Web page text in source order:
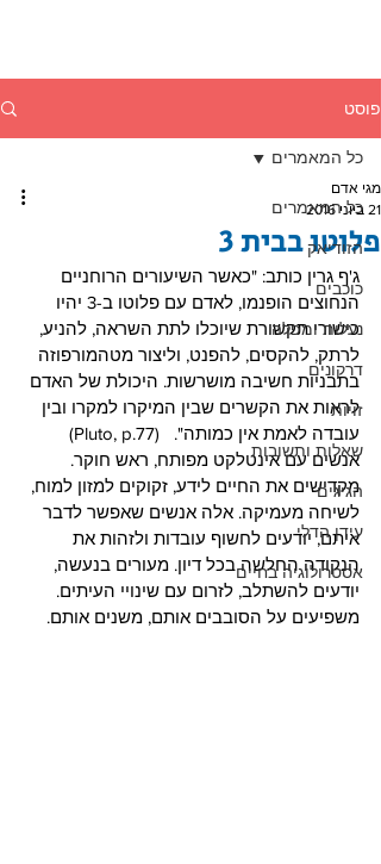
פוסט
כל המאמרים
הזודיאק
כוכבים
נעלות ומפלה
דרקונים
זויות
שאלות ותשובות
הגיגים
עידן הדלי
אסטרולוגיה בחיים
כל המאמרים
פלוטו בבית 3
מגי אדם
21 ביוני 2016
ג'ף גרין כותב: "כאשר השיעורים הרוחניים
הנחוצים הופנמו, לאדם עם פלוטו ב-3 יהיו
כישורי תקשורת שיוכלו לתת השראה, להניע,
לרתק, להקסים, להפנט, וליצור מטהמורפוזה
בתבניות חשיבה מושרשות. היכולת של האדם
לראות את הקשרים שבין המיקרו למקרו ובין
עובדה לאמת אין כמותה".   (Pluto, p.77)
אנשים עם אינטלקט מפותח, ראש חוקר.
מקדישים את החיים לידע, זקוקים למזון למוח,
לשיחה מעמיקה. אלה אנשים שאפשר לדבר
איתם, יודעים לחשוף עובדות ולזהות את
הנקודה החלשה בכל דיון. מעורים בנעשה,
יודעים להשתלב, לזרום עם שינויי העיתים.
משפיעים על הסובבים אותם, משנים אותם.